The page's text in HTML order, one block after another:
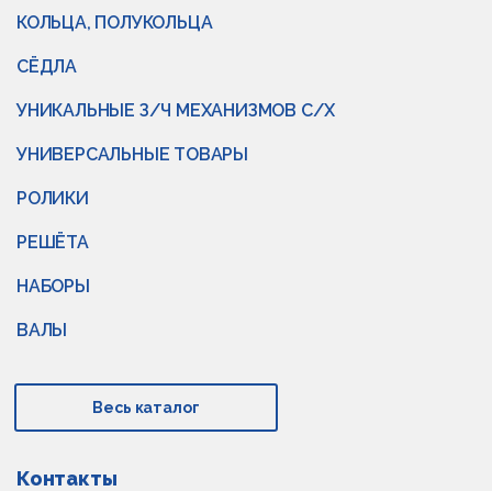
КОЛЬЦА, ПОЛУКОЛЬЦА
СЁДЛА
УНИКАЛЬНЫЕ З/Ч МЕХАНИЗМОВ С/Х
УНИВЕРСАЛЬНЫЕ ТОВАРЫ
РОЛИКИ
РЕШЁТА
НАБОРЫ
ВАЛЫ
Весь каталог
Контакты